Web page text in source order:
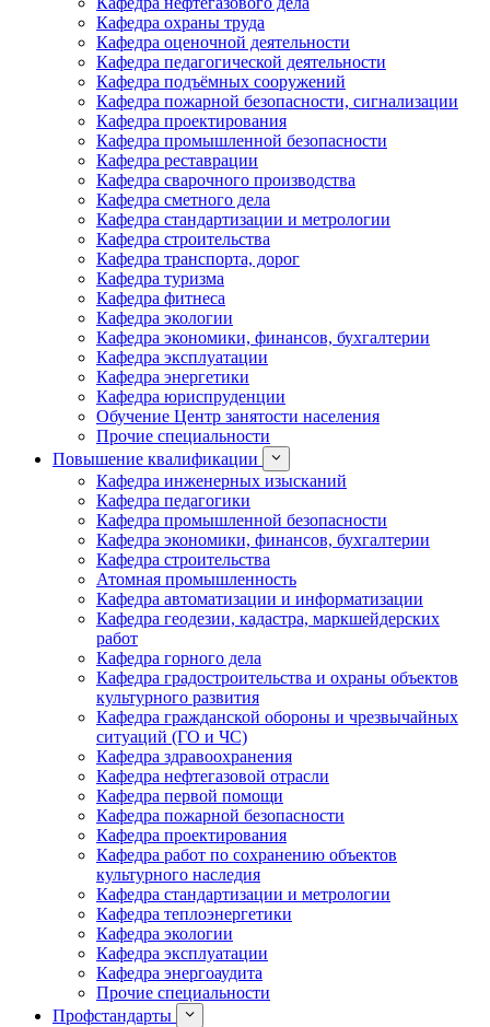
Кафедра охраны труда
Кафедра оценочной деятельности
Кафедра педагогической деятельности
Кафедра подъёмных сооружений
Кафедра пожарной безопасности, сигнализации
Кафедра проектирования
Кафедра промышленной безопасности
Кафедра реставрации
Кафедра сварочного производства
Кафедра сметного дела
Кафедра стандартизации и метрологии
Кафедра строительства
Кафедра транспорта, дорог
Кафедра туризма
Кафедра фитнеса
Кафедра экологии
Кафедра экономики, финансов, бухгалтерии
Кафедра эксплуатации
Кафедра энергетики
Кафедра юриспруденции
Обучение Центр занятости населения
Прочие специальности
Повышение квалификации
Кафедра инженерных изысканий
Кафедра педагогики
Кафедра промышленной безопасности
Кафедра экономики, финансов, бухгалтерии
Кафедра строительства
Атомная промышленность
Кафедра автоматизации и информатизации
Кафедра геодезии, кадастра, маркшейдерских
работ
Кафедра горного дела
Кафедра градостроительства и охраны объектов
культурного развития
Кафедра гражданской обороны и чрезвычайных
ситуаций (ГО и ЧС)
Кафедра здравоохранения
Кафедра нефтегазовой отрасли
Кафедра первой помощи
Кафедра пожарной безопасности
Кафедра проектирования
Кафедра работ по сохранению объектов
культурного наследия
Кафедра стандартизации и метрологии
Кафедра теплоэнергетики
Кафедра экологии
Кафедра эксплуатации
Кафедра энергоаудита
Прочие специальности
Профстандарты